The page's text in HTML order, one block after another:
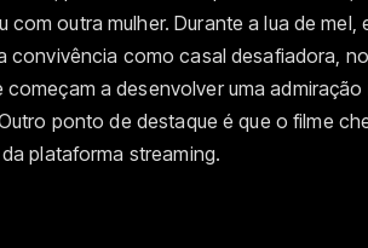
com outra mulher. Durante a lua de
convivência como casal desafiadora,
a desenvolver uma admiração
ponto de destaque é que o filme
plataforma streaming.